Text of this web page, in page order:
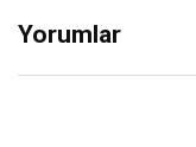
Yorumlar